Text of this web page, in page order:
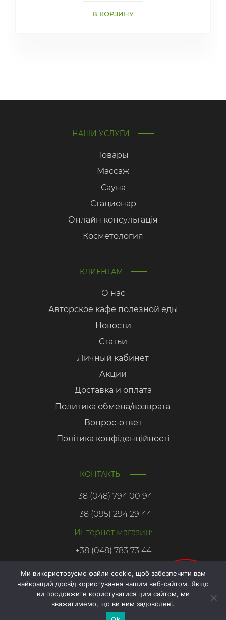
В КОРЗИНУ
НАШИ УСЛУГИ
Товары
Массаж
Сауна
Стационар
Онлайн консультація
Косметология
КЛИЕНТАМ
О нас
Авторское кафе полезной еды
Новости
Статьи
Личный кабинет
Акции
Доставка и оплата
Политика обмена/возврата
Вопрос-ответ
Політика конфіденційності
КОНТАКТЫ
+38 (048) 794 00 94
+38 (095) 294 29 44
Интернет магазин:
+38 (048) 783 73 44
Copyright © 2026. Азбука здоровья.
Онлайн
запис
Ми використовуємо файли cookie, щоб забезпечити вам
найкращий досвід користування нашим веб-сайтом. Якщо
ви продовжите користуватися цим сайтом, ми
вважатимемо, що ви ним задоволені.